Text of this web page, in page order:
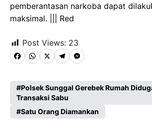
pemberantasan narkoba dapat
maksimal. ||| Red
Post Views: 23
F
c
e
b
W
a
t
s
X T
l
e
g
M
s
s
e
Polsek Sunggal Gerebek Rumah
Transaksi Sabu
Satu Orang Diamankan